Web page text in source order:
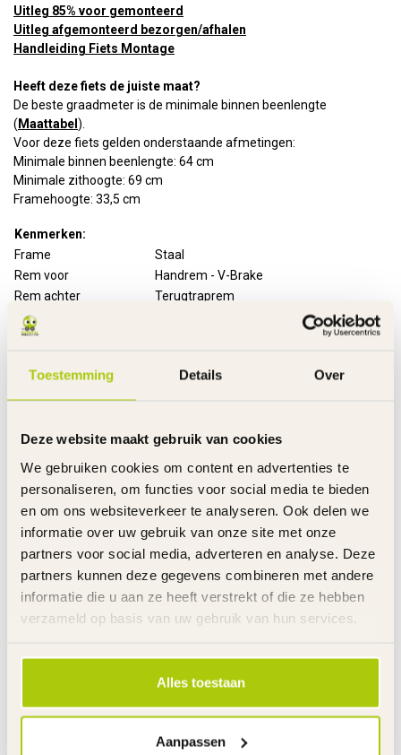
Toestemming Details Over
Deze website maakt gebruik van cookies
We gebruiken cookies om content en advertenties te
personaliseren, om functies voor social media te bieden
en om ons websiteverkeer te analyseren. Ook delen we
informatie over uw gebruik van onze site met onze
partners voor social media, adverteren en analyse. Deze
partners kunnen deze gegevens combineren met andere
informatie die u aan ze heeft verstrekt of die ze hebben
verzameld op basis van uw gebruik van hun services.
Alles toestaan
Aanpassen
Uitleg 85% voor gemonteerd
Uitleg afgemonteerd bezorgen/afhalen
Handleiding Fiets Montage
Heeft deze fiets de juiste maat?
De beste graadmeter is de minimale binnen beenlengte
( Maattabel ).
Voor deze fiets gelden onderstaande afmetingen:
Minimale binnen beenlengte: 64 cm
Minimale zithoogte: 69 cm
Framehoogte: 33,5 cm
Kenmerken:
Frame
Staal
Rem voor
Handrem - V-Brake
Rem achter
Terugtraprem
Remgrepen
Handvatten
Spatborden
Metaal
Verlichting
Kettingkast
Gesloten
Zadel
Gekleurd kunststof
Bagagedrager
Voor en achter
Zadelhoogte
Verstelbaar
Gewicht product
17,2 kg
Voor gemonteerd
85%
Garantie
2 Jaar m.u.v. slijtageonderdelen
Links
De gehele rubriek Meisjesfiets 24 Inch